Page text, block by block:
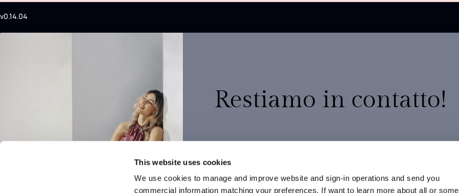
This website uses cookies
We use cookies to manage and improve website and sign-in operations and send you
commercial information matching your preferences. If want to learn more about all or some
v0.14.04
Restiamo in contatto!